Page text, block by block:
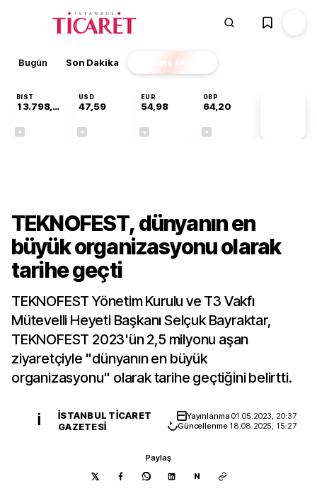
Bugün Son Dakika Finans EKSTRA
BIST
13.798,82
USD
47,59
EUR
54,98
GBP
64,20
TEKNOFEST, dünyanın en
büyük organizasyonu olarak
tarihe geçti
TEKNOFEST Yönetim Kurulu ve T3 Vakfı
Mütevelli Heyeti Başkanı Selçuk Bayraktar,
TEKNOFEST 2023'ün 2,5 milyonu aşan
ziyaretçiyle "dünyanın en büyük
organizasyonu" olarak tarihe geçtiğini belirtti.
İ
İSTANBUL TICARET
GAZETESI
Yayınlanma01.05.2023, 20:37
Güncellenme 18.08.2025, 15:27
Paylaş
N